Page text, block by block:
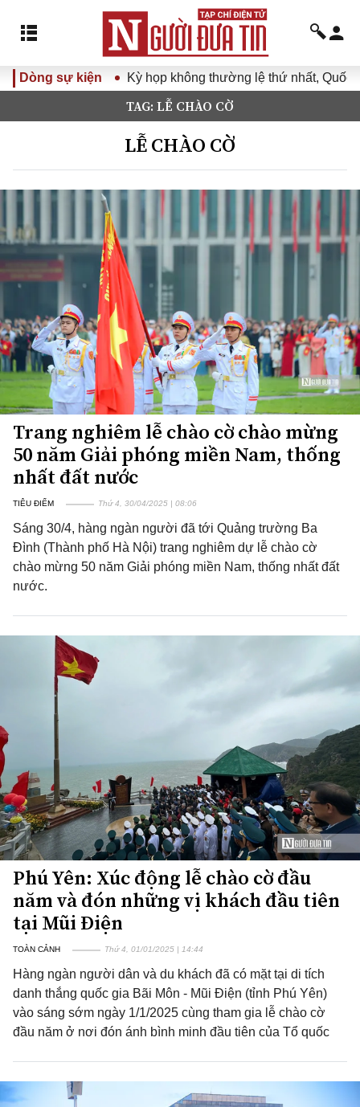
Dòng sự kiệnKỳ họp không thường lệ thứ nhất, Quốc hội
TAG: LỄ CHÀO CỜ
LỄ CHÀO CỜ
Trang nghiêm lễ chào cờ chào mừng
50 năm Giải phóng miền Nam, thống
nhất đất nước
TIÊU ĐIỂM Thứ 4, 30/04/2025 | 08:06
Sáng 30/4, hàng ngàn người đã tới Quảng trường Ba
Đình (Thành phố Hà Nội) trang nghiêm dự lễ chào cờ
chào mừng 50 năm Giải phóng miền Nam, thống nhất đất
nước.
Phú Yên: Xúc động lễ chào cờ đầu
năm và đón những vị khách đầu tiên
tại Mũi Điện
TOÀN CẢNH Thứ 4, 01/01/2025 | 14:44
Hàng ngàn người dân và du khách đã có mặt tại di tích
danh thắng quốc gia Bãi Môn - Mũi Điện (tỉnh Phú Yên)
vào sáng sớm ngày 1/1/2025 cùng tham gia lễ chào cờ
đầu năm ở nơi đón ánh bình minh đầu tiên của Tổ quốc